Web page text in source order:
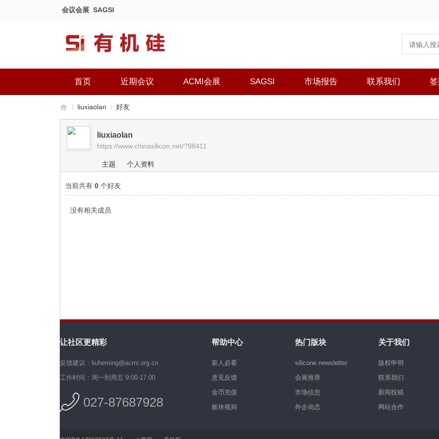
会议会展 SAGSI
首页 近期会议 ACMI会展 SAGSI 市场报告 联系我们
有
硅
›
liuxiaolan
›
好友
liuxiaolan
https://www.chinasilicon.net/?98411
主题 个人资料
当前共有 0 个好友
没有相关成员
让社区更精彩
反馈建议：liuheming@acmi.org.cn
工作时间：周一到周五 9:00-17:00
027-87687928
帮助中心
新人必看
意见反馈
金币充值
板块规则
热门版块
silicone newsletter
会展推荐
市场信息
外企动态
关于我们
版权申明
联系我们
新闻投稿
网站合作